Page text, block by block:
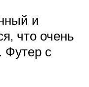
и
что очень
Футер с